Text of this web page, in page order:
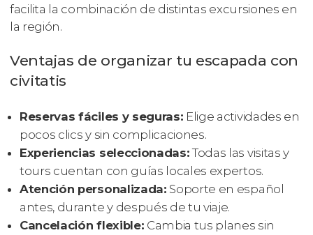
facilita la combinación de distintas excursiones en
la región.
Ventajas de organizar tu escapada con
civitatis
Reservas fáciles y seguras: Elige actividades en
pocos clics y sin complicaciones.
Experiencias seleccionadas:Todas las visitas y
tours cuentan con guías locales expertos.
Atención personalizada: Soporte en español
antes, durante y después de tu viaje.
Cancelación flexible: Cambia tus planes sin